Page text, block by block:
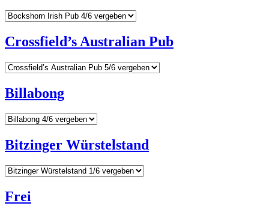
Crossfield’s Australian Pub
Billabong
Bitzinger Würstelstand
Frei